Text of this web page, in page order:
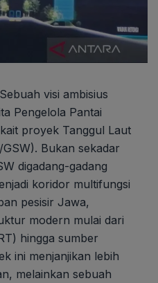
visi ambisius
Pengelola Pantai
proyek Tanggul Laut
Bukan sekadar
digadang-gadang
koridor multifungsi
pesisir Jawa,
modern mulai dari
hingga sumber
ini menjanjikan lebih
melainkan sebuah